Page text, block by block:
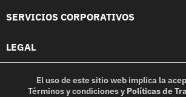
SERVICIOS CORPORATIVOS
LEGAL
El uso de este sitio web implica la
Términos y condicionesy Políticas de